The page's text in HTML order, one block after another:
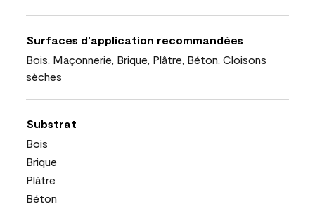
Surfaces d’application recommandées
Bois, Maçonnerie, Brique, Plâtre, Béton, Cloisons
sèches
Substrat
Bois
Brique
Plâtre
Béton